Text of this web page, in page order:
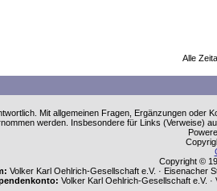
Alle
Mit allgemeinen Fragen, Ergänzungen oder
werden. Insbesondere für Links (Verweise)
Copyright ©
Volker Karl Oehlrich-Gesellschaft e.V. · Eisenacher
Volker Karl Oehlrich-Gesellschaft e.V.